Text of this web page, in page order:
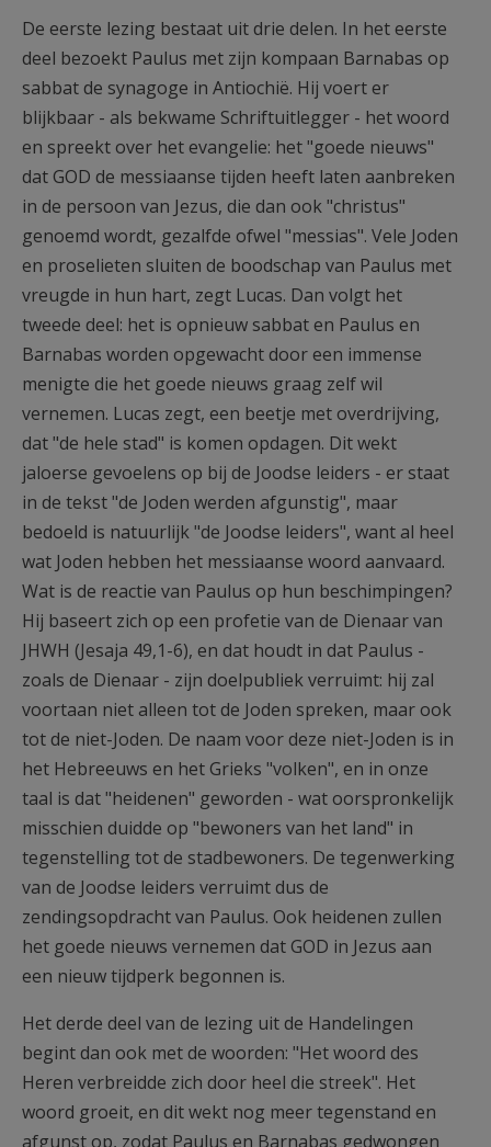
De eerste lezing bestaat uit drie delen. In het eerste
deel bezoekt Paulus met zijn kompaan Barnabas op
sabbat de synagoge in Antiochië. Hij voert er
blijkbaar - als bekwame Schriftuitlegger - het woord
en spreekt over het evangelie: het "goede nieuws"
dat GOD de messiaanse tijden heeft laten aanbreken
in de persoon van Jezus, die dan ook "christus"
genoemd wordt, gezalfde ofwel "messias". Vele Joden
en proselieten sluiten de boodschap van Paulus met
vreugde in hun hart, zegt Lucas. Dan volgt het
tweede deel: het is opnieuw sabbat en Paulus en
Barnabas worden opgewacht door een immense
menigte die het goede nieuws graag zelf wil
vernemen. Lucas zegt, een beetje met overdrijving,
dat "de hele stad" is komen opdagen. Dit wekt
jaloerse gevoelens op bij de Joodse leiders - er staat
in de tekst "de Joden werden afgunstig", maar
bedoeld is natuurlijk "de Joodse leiders", want al heel
wat Joden hebben het messiaanse woord aanvaard.
Wat is de reactie van Paulus op hun beschimpingen?
Hij baseert zich op een profetie van de Dienaar van
JHWH (Jesaja 49,1-6), en dat houdt in dat Paulus -
zoals de Dienaar - zijn doelpubliek verruimt: hij zal
voortaan niet alleen tot de Joden spreken, maar ook
tot de niet-Joden. De naam voor deze niet-Joden is in
het Hebreeuws en het Grieks "volken", en in onze
taal is dat "heidenen" geworden - wat oorspronkelijk
misschien duidde op "bewoners van het land" in
tegenstelling tot de stadbewoners. De tegenwerking
van de Joodse leiders verruimt dus de
zendingsopdracht van Paulus. Ook heidenen zullen
het goede nieuws vernemen dat GOD in Jezus aan
een nieuw tijdperk begonnen is.
Het derde deel van de lezing uit de Handelingen
begint dan ook met de woorden: "Het woord des
Heren verbreidde zich door heel die streek". Het
woord groeit, en dit wekt nog meer tegenstand en
afgunst op, zodat Paulus en Barnabas gedwongen